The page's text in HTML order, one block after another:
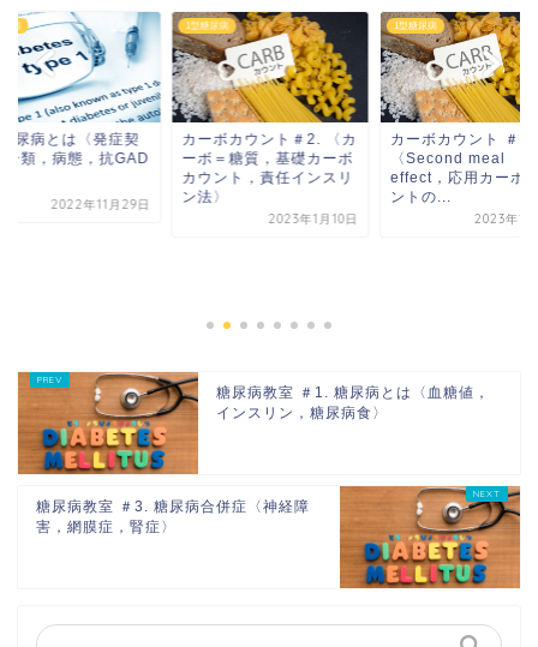
尿病
尿病とは〈発症契
分類，病態，抗GAD
2022年11月29日
1型糖尿病
カーボカウント＃2. 〈カ
ーボ＝糖質，基礎カーボ
カウント，責任インスリ
ン法〉
2023年1月10日
1型糖尿病
カーボカウント ＃4.
〈Second meal
effect，応用カーボ
ントの...
2023年1
糖尿病教室 ＃1. 糖尿病とは〈血糖値，
インスリン，糖尿病食〉
糖尿病教室 ＃3. 糖尿病合併症〈神経障
害，網膜症，腎症〉